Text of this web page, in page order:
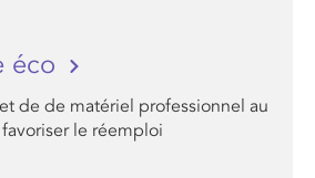
éco
de de matériel professionnel au
le réemploi